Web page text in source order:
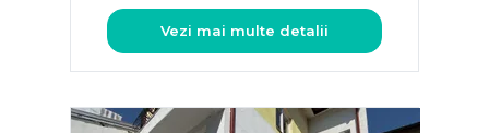
Vezi mai multe detalii